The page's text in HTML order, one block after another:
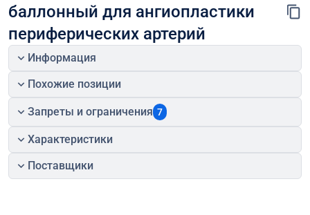
баллонный для ангиопластики
периферических артерий
Информация
Похожие позиции
Запреты и ограничения 7
Характеристики
Поставщики